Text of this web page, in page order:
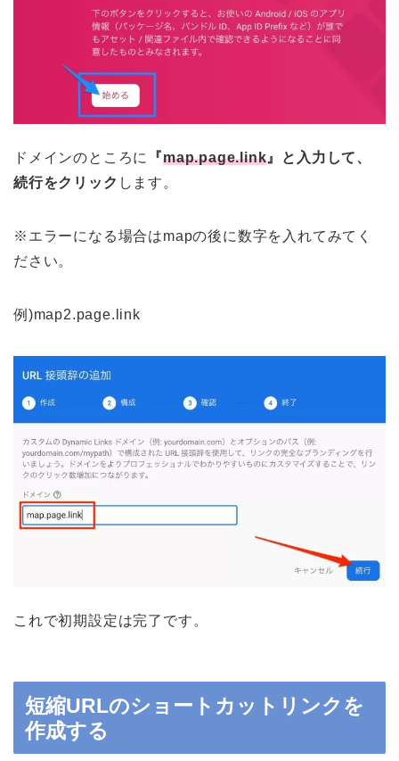
ドメインのところに 『map.page.link』と入力して、
続行をクリック します。
※エラーになる場合はmapの後に数字を入れてみてく
ださい。
例)map2.page.link
これで初期設定は完了です。
短縮URLのショートカットリンクを
作成する